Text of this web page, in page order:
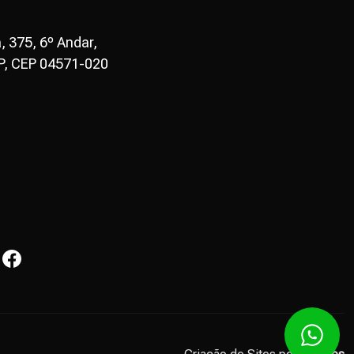
375, 6º Andar,
CEP 04571-020